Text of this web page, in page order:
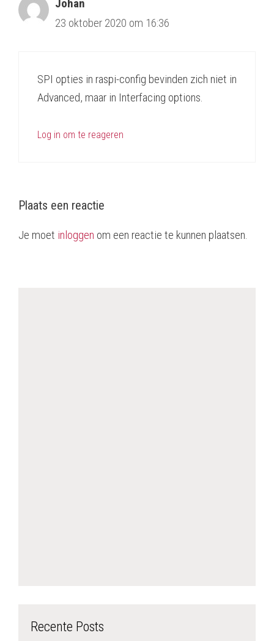
Johan
23 oktober 2020 om 16:36
SPI opties in raspi-config bevinden zich niet in
Advanced, maar in Interfacing options.
Log in om te reageren
Plaats een reactie
Je moet inloggen om een reactie te kunnen plaatsen.
Recente Posts